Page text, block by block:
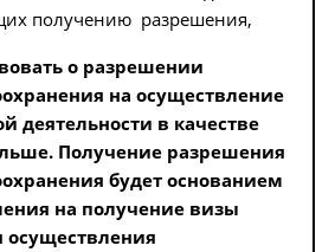
получению разрешения,
о разрешении
на осуществление
деятельности в качестве
Получение разрешения
будет основанием
на получение визы